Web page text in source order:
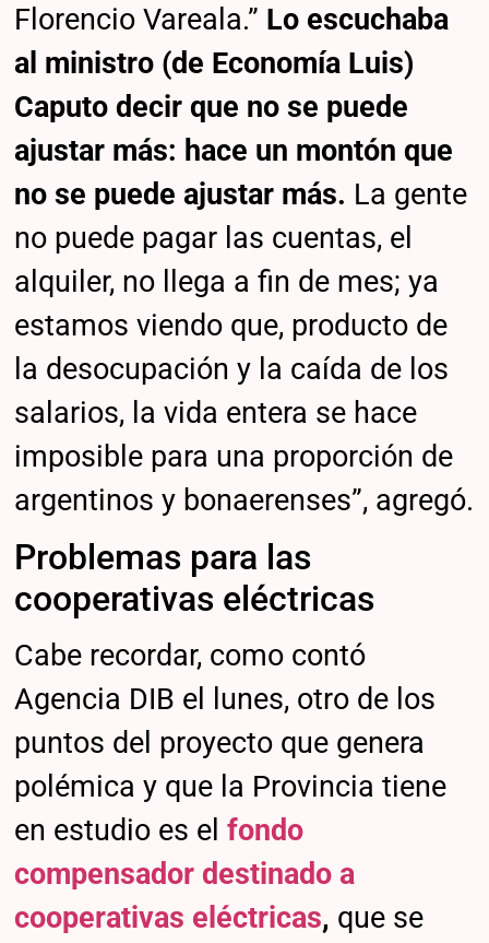
Florencio Vareala.” Lo escuchaba
al ministro (de Economía Luis)
Caputo decir que no se puede
ajustar más: hace un montón que
no se puede ajustar más. La gente
no puede pagar las cuentas, el
alquiler, no llega a fin de mes; ya
estamos viendo que, producto de
la desocupación y la caída de los
salarios, la vida entera se hace
imposible para una proporción de
argentinos y bonaerenses”, agregó.
Problemas para las
cooperativas eléctricas
Cabe recordar, como contó
Agencia DIB el lunes, otro de los
puntos del proyecto que genera
polémica y que la Provincia tiene
en estudio es elfondo
compensador destinado a
cooperativas eléctricas, que se